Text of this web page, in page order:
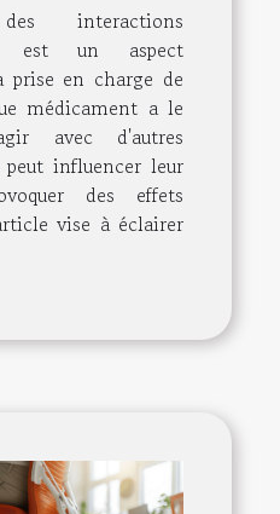
interactions
est un aspect
en charge de
médicament a le
avec d'autres
peut influencer leur
des effets
vise à éclairer